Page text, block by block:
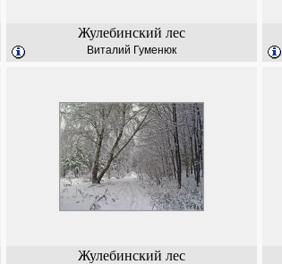
Жулебинский лес
Виталий Гуменюк
Жулебинский лес